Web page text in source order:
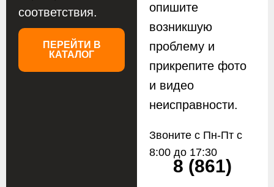
соответствия.
ПЕРЕЙТИ В
КАТАЛОГ
опишите
возникшую
проблему и
прикрепите фото
и видео
неисправности.
Звоните с Пн-Пт с
8:00 до 17:30
8 (861)